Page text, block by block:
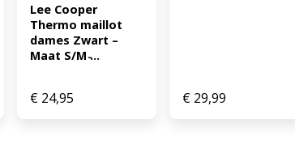
Lee Cooper
Thermo maillot
dames Zwart –
Maat S/M ̵...
€24,95 € 29,99